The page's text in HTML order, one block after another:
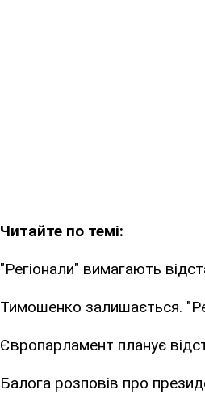
Читайте по темі:
"Регіонали" вимагають
Тимошенко залишається.
Європарламент планує
Балога розповів про